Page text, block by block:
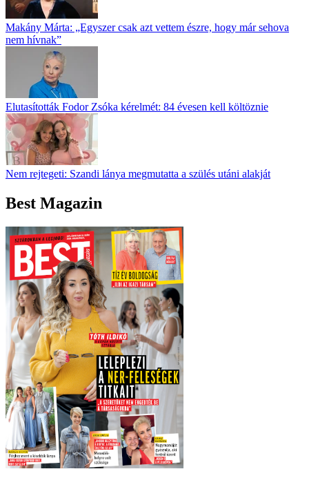
Makány Márta: „Egyszer csak azt vettem észre, hogy már sehova
nem hívnak”
Elutasították Fodor Zsóka kérelmét: 84 évesen kell költöznie
Nem rejtegeti: Szandi lánya megmutatta a szülés utáni alakját
Best Magazin